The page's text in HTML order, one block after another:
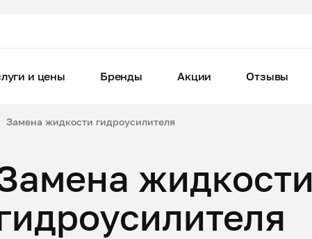
и цены Бренды Акции Отзывы
Замена жидкости гидроусилителя
жидкости